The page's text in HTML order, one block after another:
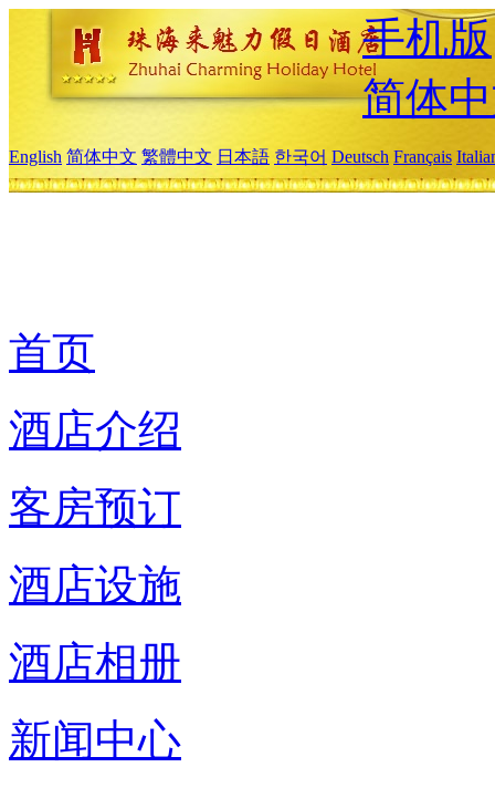
手机版
简体
English 简体中文 繁體中文 日本語 한국어 Deutsch Français
首页
酒店介绍
客房预订
酒店设施
酒店相册
新闻中心